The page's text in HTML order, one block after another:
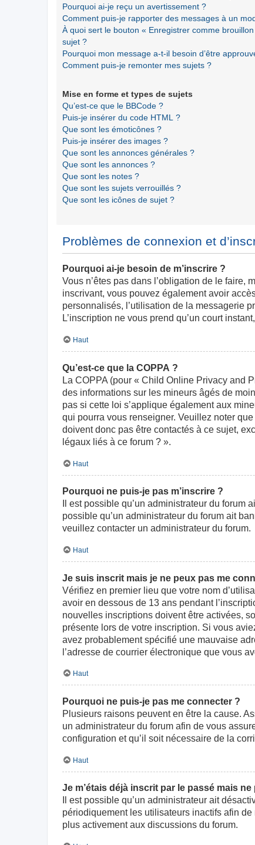
Pourquoi ai-je reçu un avertissement ?
Comment puis-je rapporter des messages à un
À quoi sert le bouton « Enregistrer comme
sujet ?
Pourquoi mon message a-t-il besoin d’être
Comment puis-je remonter mes sujets ?
Mise en forme et types de sujets
Qu’est-ce que le BBCode ?
Puis-je insérer du code HTML ?
Que sont les émoticônes ?
Puis-je insérer des images ?
Que sont les annonces générales ?
Que sont les annonces ?
Que sont les notes ?
Que sont les sujets verrouillés ?
Que sont les icônes de sujet ?
Problèmes de connexion et
Pourquoi ai-je besoin de m’inscrire ?
Vous n’êtes pas dans l’obligation de le
inscrivant, vous pouvez également avoir
personnalisés, l’utilisation de la messagerie
L’inscription ne vous prend qu’un court
Haut
Qu’est-ce que la COPPA ?
La COPPA (pour « Child Online Privacy and
des informations sur les mineurs âgés de
pas si cette loi s’applique également aux
qui pourra vous renseigner. Veuillez noter
doivent donc pas être contactés à ce sujet,
légaux liés à ce forum ? ».
Haut
Pourquoi ne puis-je pas m’inscrire ?
Il est possible qu’un administrateur du
possible qu’un administrateur du forum ait
veuillez contacter un administrateur du forum.
Haut
Je suis inscrit mais je ne peux pas me
Vérifiez en premier lieu que votre nom
avoir en dessous de 13 ans pendant
nouvelles inscriptions doivent être activées,
présente lors de votre inscription. Si vous
avez probablement spécifié une mauvaise
l’adresse de courrier électronique que vous
Haut
Pourquoi ne puis-je pas me connecter ?
Plusieurs raisons peuvent en être la cause.
un administrateur du forum afin de vous
configuration et qu’il soit nécessaire de la
Haut
Je m’étais déjà inscrit par le passé mais
Il est possible qu’un administrateur ait
périodiquement les utilisateurs inactifs afin
plus activement aux discussions du forum.